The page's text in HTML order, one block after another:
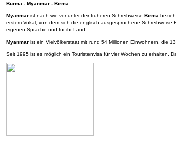
Burma - Myanmar - Birma
Myanmar ist nach wie vor unter der früheren Schreibweise Birma
erstem Vokal, von dem sich die englisch ausgesprochene
eigenen Sprache und für ihr Land.
Myanmar ist ein Vielvölkerstaat mit rund 54 Millionen Einwohnern, die
Seit 1995 ist es möglich ein Touristenvisa für vier Wochen zu erhalten.